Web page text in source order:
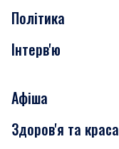
Політика
Інтерв'ю
Афіша
Сьогодні
Здоров'я та краса